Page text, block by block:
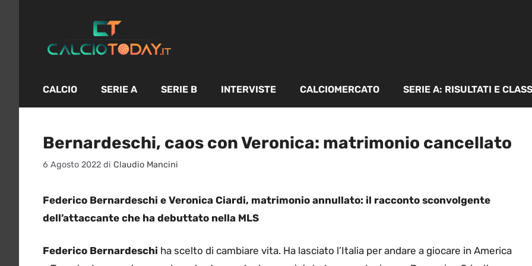
contenuto
CALCIO SERIE A SERIE B INTERVISTE CALCIOMERCATO SERIE A: RISULTATI E
Bernardeschi, caos con Veronica: matrimonio cancellato
6 Agosto 2022 di Claudio Mancini
Federico Bernardeschi e Veronica Ciardi, matrimonio annullato: il racconto sconvolgente
dell’attaccante che ha debuttato nella MLS
Federico Bernardeschi ha scelto di cambiare vita. Ha lasciato l’Italia per andare a giocare in America